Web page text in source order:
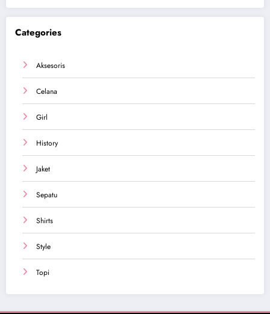
Categories
Aksesoris
Celana
Girl
History
Jaket
Sepatu
Shirts
Style
Topi